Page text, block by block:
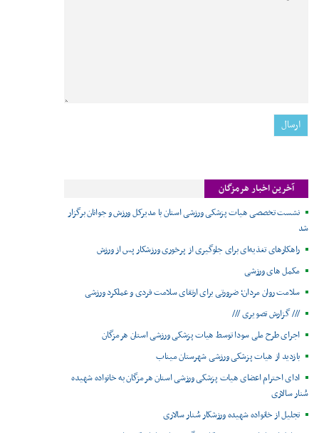
آخرین اخبار هرمزگان
نشست تخصصی هیات پزشکی ورزشی استان با مدیرکل ورزش و جوانان برگزار
شد
راهکارهای تغذیه‌ای برای جلوگیری از پرخوری ورزشکار پس از ورزش
مکمل های ورزشی
سلامت روان مردان؛ ضرورتی برای ارتقای سلامت فردی و عملکرد ورزشی
/// گزارش تصویری ///
اجرای طرح ملی سودا توسط هیات پزشکی ورزشی استان هرمزگان
بازدید از هیات پزشکی ورزشی شهرستان میناب
ادای احترام اعضای هیات پزشکی ورزشی استان هرمزگان به خانواده شهیده
سُنار سالاری
تجلیل از خانواده شهیده ورزشکار سُنار سالاری